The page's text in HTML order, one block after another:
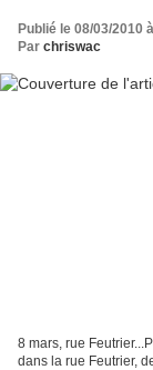
Publié le 08/03/2010
Par chriswac
8 mars, rue
dans la rue Feutrier,